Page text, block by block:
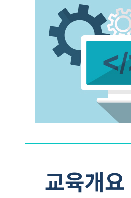
교육개요